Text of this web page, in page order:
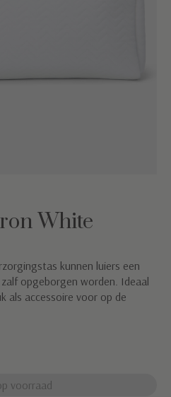
White
kunnen luiers een
opgeborgen worden. Ideaal
als accessoire voor op de
voorraad